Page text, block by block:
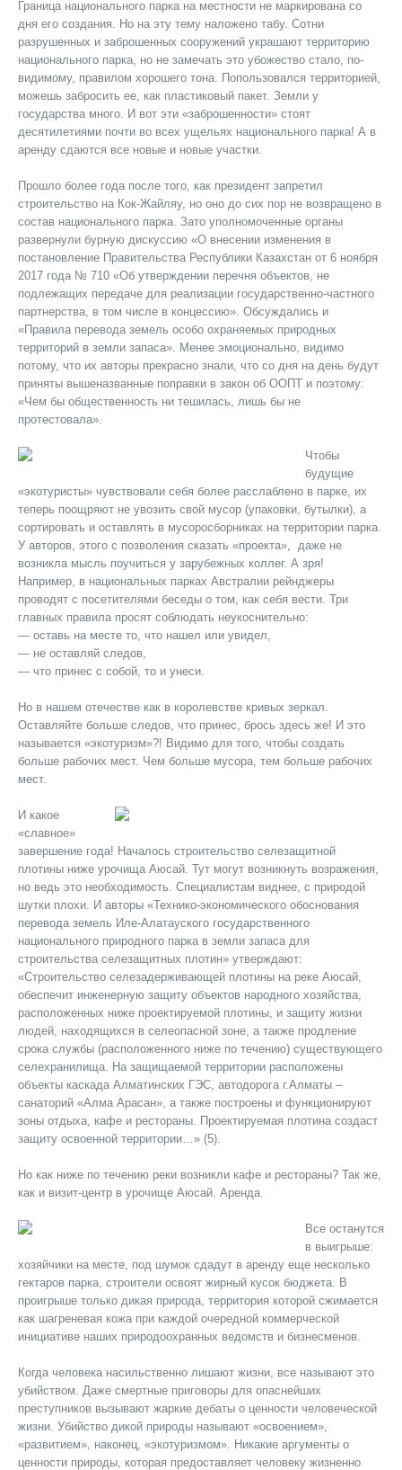
Граница национального парка на местности не маркирована со
дня его создания. Но на эту тему наложено табу. Сотни
разрушенных и заброшенных сооружений украшают территорию
национального парка, но не замечать это убожество стало, по-
видимому, правилом хорошего тона. Попользовался территорией,
можешь забросить ее, как пластиковый пакет. Земли у
государства много. И вот эти «заброшенности» стоят
десятилетиями почти во всех ущельях национального парка! А в
аренду сдаются все новые и новые участки.
Прошло более года после того, как президент запретил
строительство на Кок-Жайляу, но оно до сих пор не возвращено в
состав национального парка. Зато уполномоченные органы
развернули бурную дискуссию «О внесении изменения в
постановление Правительства Республики Казахстан от 6 ноября
2017 года № 710 «Об утверждении перечня объектов, не
подлежащих передаче для реализации государственно-частного
партнерства, в том числе в концессию». Обсуждались и
«Правила перевода земель особо охраняемых природных
территорий в земли запаса». Менее эмоционально, видимо
потому, что их авторы прекрасно знали, что со дня на день будут
приняты вышеназванные поправки в закон об ООПТ и поэтому:
«Чем бы общественность ни тешилась, лишь бы не
протестовала».
Чтобы
будущие
«экотуристы» чувствовали себя более расслаблено в парке, их
теперь поощряют не увозить свой мусор (упаковки, бутылки), а
сортировать и оставлять в мусоросборниках на территории парка.
У авторов, этого с позволения сказать «проекта», даже не
возникла мысль поучиться у зарубежных коллег. А зря!
Например, в национальных парках Австралии рейнджеры
проводят с посетителями беседы о том, как себя вести. Три
главных правила просят соблюдать неукоснительно:
— оставь на месте то, что нашел или увидел,
— не оставляй следов,
— что принес с собой, то и унеси.
Но в нашем отечестве как в королевстве кривых зеркал.
Оставляйте больше следов, что принес, брось здесь же! И это
называется «экотуризм»?! Видимо для того, чтобы создать
больше рабочих мест. Чем больше мусора, тем больше рабочих
мест.
И какое
«славное»
завершение года! Началось строительство селезащитной
плотины ниже урочища Аюсай. Тут могут возникнуть возражения,
но ведь это необходимость. Специалистам виднее, с природой
шутки плохи. И авторы «Технико-экономического обоснования
перевода земель Иле-Алатауского государственного
национального природного парка в земли запаса для
строительства селезащитных плотин» утверждают:
«Строительство селезадерживающей плотины на реке Аюсай,
обеспечит инженерную защиту объектов народного хозяйства,
расположенных ниже проектируемой плотины, и защиту жизни
людей, находящихся в селеопасной зоне, а также продление
срока службы (расположенного ниже по течению) существующего
селехранилища. На защищаемой территории расположены
объекты каскада Алматинских ГЭС, автодорога г.Алматы –
санаторий «Алма Арасан», а также построены и функционируют
зоны отдыха, кафе и рестораны. Проектируемая плотина создаст
защиту освоенной территории…» (5).
Но как ниже по течению реки возникли кафе и рестораны? Так же,
как и визит-центр в урочище Аюсай. Аренда.
Все останутся
в выигрыше:
хозяйчики на месте, под шумок сдадут в аренду еще несколько
гектаров парка, строители освоят жирный кусок бюджета. В
проигрыше только дикая природа, территория которой сжимается
как шагреневая кожа при каждой очередной коммерческой
инициативе наших природоохранных ведомств и бизнесменов.
Когда человека насильственно лишают жизни, все называют это
убийством. Даже смертные приговоры для опаснейших
преступников вызывают жаркие дебаты о ценности человеческой
жизни. Убийство дикой природы называют «освоением»,
«развитием», наконец, «экотуризмом». Никакие аргументы о
ценности природы, которая предоставляет человеку жизненно